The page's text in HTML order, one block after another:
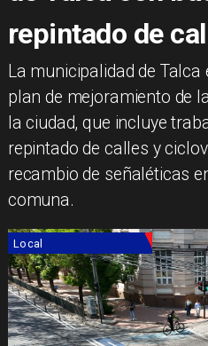
repintado de
La municipalidad de
plan de mejoramiento de
la ciudad, que incluye
repintado de calles y
recambio de señaléticas
comuna.
Local